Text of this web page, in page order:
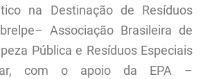
na Destinação de Resíduos
Associação Brasileira de
Pública e Resíduos Especiais
com o apoio da EPA –